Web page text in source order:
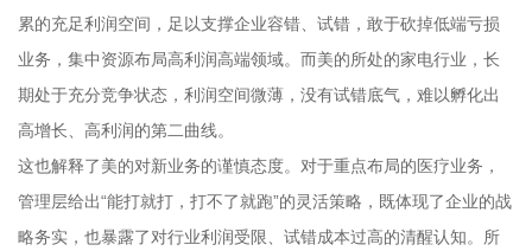
累的充足利润空间，足以支撑企业容错、试错，敢于砍掉低端亏损
业务，集中资源布局高利润高端领域。而美的所处的家电行业，长
期处于充分竞争状态，利润空间微薄，没有试错底气，难以孵化出
高增长、高利润的第二曲线。
这也解释了美的对新业务的谨慎态度。对于重点布局的医疗业务，
管理层给出“能打就打，打不了就跑”的灵活策略，既体现了企业的战
略务实，也暴露了对行业利润受限、试错成本过高的清醒认知。所